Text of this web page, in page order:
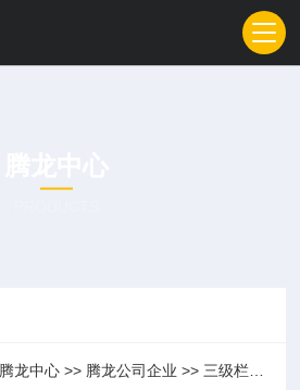
腾龙中心 >> 腾龙公司企业 >> 三级栏目一